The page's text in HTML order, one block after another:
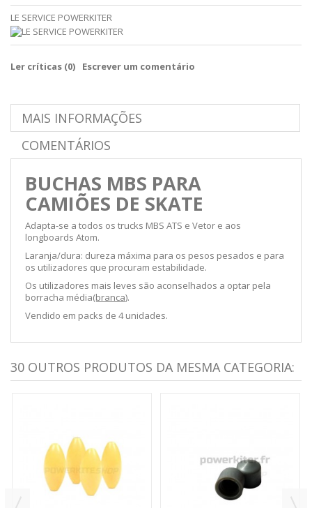
LE SERVICE POWERKITER
Ler críticas (0) Escrever um comentário
MAIS INFORMAÇÕES
COMENTÁRIOS
BUCHAS MBS PARA
CAMIÕES DE SKATE
Adapta-se a todos os trucks MBS ATS e Vetor e aos
longboards Atom.
Laranja/dura: dureza máxima para os pesos pesados e para
os utilizadores que procuram estabilidade.
Os utilizadores mais leves são aconselhados a optar pela
borracha média(branca).
Vendido em packs de 4 unidades.
30 OUTROS PRODUTOS DA MESMA CATEGORIA: